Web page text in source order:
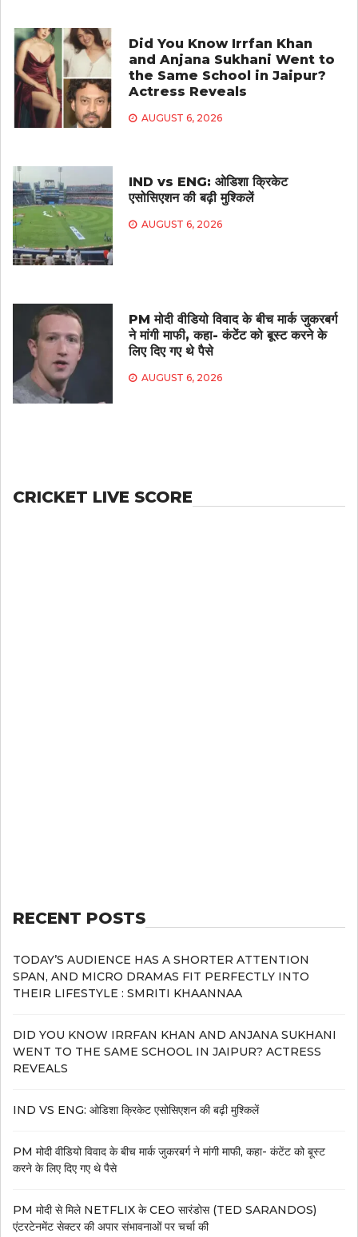
Did You Know Irrfan Khan
and Anjana Sukhani Went to
the Same School in Jaipur?
Actress Reveals
AUGUST 6, 2026
IND vs ENG: ओडिशा क्रिकेट
एसोसिएशन की बढ़ी मुश्किलें
AUGUST 6, 2026
PM मोदी वीडियो विवाद के बीच मार्क जुकरबर्ग
ने मांगी माफी, कहा- कंटेंट को बूस्ट करने के
लिए दिए गए थे पैसे
AUGUST 6, 2026
CRICKET LIVE SCORE
RECENT POSTS
TODAY’S AUDIENCE HAS A SHORTER ATTENTION
SPAN, AND MICRO DRAMAS FIT PERFECTLY INTO
THEIR LIFESTYLE : SMRITI KHAANNAA
DID YOU KNOW IRRFAN KHAN AND ANJANA SUKHANI
WENT TO THE SAME SCHOOL IN JAIPUR? ACTRESS
REVEALS
IND VS ENG: ओडिशा क्रिकेट एसोसिएशन की बढ़ी मुश्किलें
PM मोदी वीडियो विवाद के बीच मार्क जुकरबर्ग ने मांगी माफी, कहा- कंटेंट को बूस्ट
करने के लिए दिए गए थे पैसे
PM मोदी से मिले NETFLIX के CEO सारंडोस (TED SARANDOS)
एंटरटेनमेंट सेक्टर की अपार संभावनाओं पर चर्चा की